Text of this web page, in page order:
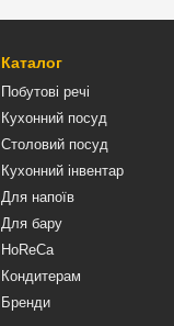
Каталог
Побутові речі
Кухонний посуд
Столовий посуд
Кухонний інвентар
Для напоїв
Для бару
HoReCa
Кондитерам
Бренди